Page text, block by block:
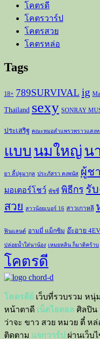
โคตรดี
โคตรวาร์ป
โคตรสวย
โคตรหล่อ
Tags
18+ 789SURVIVAL ig
Thailand sexy SONRAY
ประเสริฐ คณะหมอลำแพรวพราวแสงท
แบบ นมใหญ่น
ยา ลี้ปฐมากุล ประภัสรา คงพนัส ผู้ช
มอเตอร์โชว์ พัชชี่ พิธีกร รั
สวย สาวน้อยเบอร์ 16 สาวเกาหลี
ฟินแลนด์ อามมี่ แม็กซิม อ๊ะอาย
ปล่อยน้ำใส่นาน้อง เหมยหลิน ก็มาดิคร้าบ
โคตรดี
โคตรดีย์ เว็บที่รวบรวม หนุ่
หน้าตาดี เน็ตไอดอล ศิลปิน
ว่าจะ ขาว สวย หมวย ตี๋ ห
ติดตาม แจกวาร์ป ผ่านเว็บ